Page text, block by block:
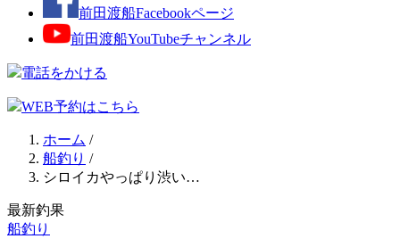
前田渡船Facebookページ
前田渡船YouTubeチャンネル
電話をかける
WEB予約はこちら
ホーム /
船釣り /
シロイカやっぱり渋い…
最新釣果
船釣り